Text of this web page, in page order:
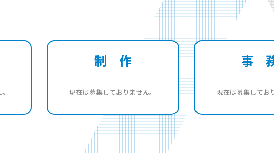
制 作
現在は募集しておりません。
事
現在は募集してお